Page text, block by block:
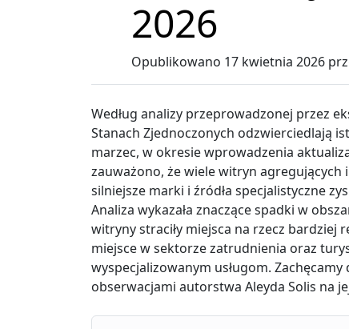
2026
Opublikowano 17 kwietnia 2026
Według analizy przeprowadzonej przez
Stanach Zjednoczonych odzwierciedlają
marzec, w okresie wprowadzenia
zauważono, że wiele witryn agregujących
silniejsze marki i źródła specjalistyczne
Analiza wykazała znaczące spadki w
witryny straciły miejsca na rzecz bardziej
miejsce w sektorze zatrudnienia oraz
wyspecjalizowanym usługom.
obserwacjami autorstwa Aleyda Solis na